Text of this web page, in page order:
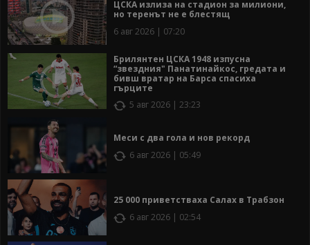
ЦСКА излиза на стадион за милиони,
но теренът не е блестящ
6 авг 2026 | 07:20
Брилянтен ЦСКА 1948 изпусна
“звездния" Панатинайкос, гредата и
бивш вратар на Барса спасиха
гърците
5 авг 2026 | 23:23
Меси с два гола и нов рекорд
6 авг 2026 | 05:49
25 000 приветстваха Салах в Трабзон
6 авг 2026 | 02:54